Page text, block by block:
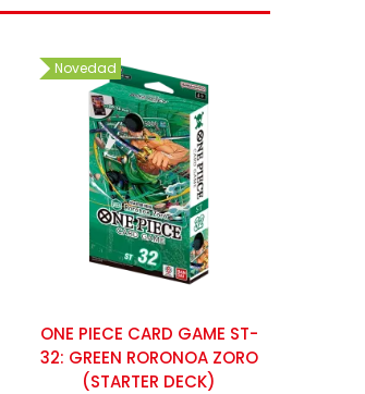
Novedad
ONE PIECE CARD GAME ST-
32: GREEN RORONOA ZORO
(STARTER DECK)